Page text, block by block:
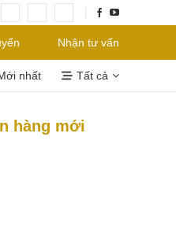
Nhận tư vấn
nhất Tất cả
hàng mới